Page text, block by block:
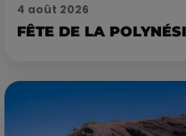
4 août 2026
FÊTE DE LA